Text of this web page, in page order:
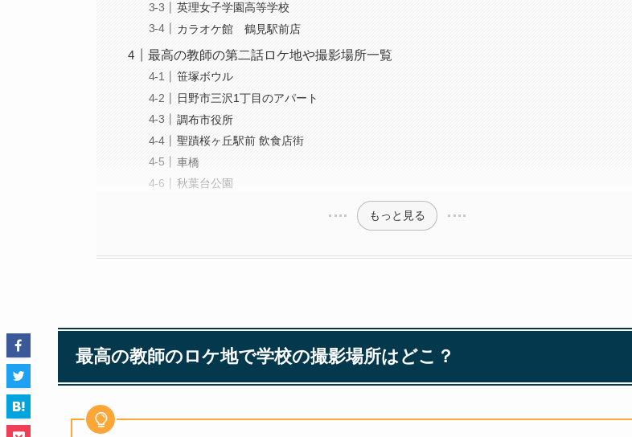
英理女子学園高等学校
カラオケ館 鶴見駅前店
最高の教師の第二話ロケ地や撮影場所一覧
笹塚ボウル
日野市三沢1丁目のアパート
調布市役所
聖蹟桜ヶ丘駅前 飲食店街
車橋
秋葉台公園
もっと見る
最高の教師のロケ地で学校の撮影場所はどこ？